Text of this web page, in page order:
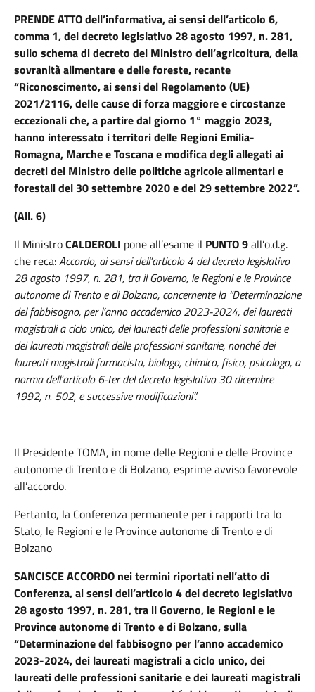
PRENDE ATTOdell’informativa, ai sensi dell’articolo 6,
comma 1, del decreto legislativo 28 agosto 1997, n. 281,
sullo schema di decreto del Ministro dell’agricoltura, della
sovranità alimentare e delle foreste, recante
“Riconoscimento, ai sensi del Regolamento (UE)
2021/2116, delle cause di forza maggiore e circostanze
eccezionali che, a partire dal giorno 1° maggio 2023,
hanno interessato i territori delle Regioni Emilia-
Romagna, Marche e Toscana e modifica degli allegati ai
decreti del Ministro delle politiche agricole alimentari e
forestali del 30 settembre 2020 e del 29 settembre 2022”.
(All. 6)
Il MinistroCALDEROLI pone all’esame il PUNTO 9all’o.d.g.
che reca:Accordo, ai sensi dell’articolo 4 del decreto legislativo
28 agosto 1997, n. 281, tra il Governo, le Regioni e le Province
autonome di Trento e di Bolzano, concernente la “Determinazione
del fabbisogno, per l’anno accademico 2023-2024, dei laureati
magistrali a ciclo unico, dei laureati delle professioni sanitarie e
dei laureati magistrali delle professioni sanitarie, nonché dei
laureati magistrali farmacista, biologo, chimico, fisico, psicologo, a
norma dell’articolo 6-ter del decreto legislativo 30 dicembre
1992, n. 502, e successive modificazioni”.
Il Presidente TOMA, in nome delle Regioni e delle Province
autonome di Trento e di Bolzano, esprime avviso favorevole
all’accordo.
Pertanto, la Conferenza permanente per i rapporti tra lo
Stato, le Regioni e le Province autonome di Trento e di
Bolzano
SANCISCE ACCORDO nei termini riportati nell’atto di
Conferenza, ai sensi dell’articolo 4 del decreto legislativo
28 agosto 1997, n. 281, tra il Governo, le Regioni e le
Province autonome di Trento e di Bolzano, sulla
“Determinazione del fabbisogno per l’anno accademico
2023-2024, dei laureati magistrali a ciclo unico, dei
laureati delle professioni sanitarie e dei laureati magistrali